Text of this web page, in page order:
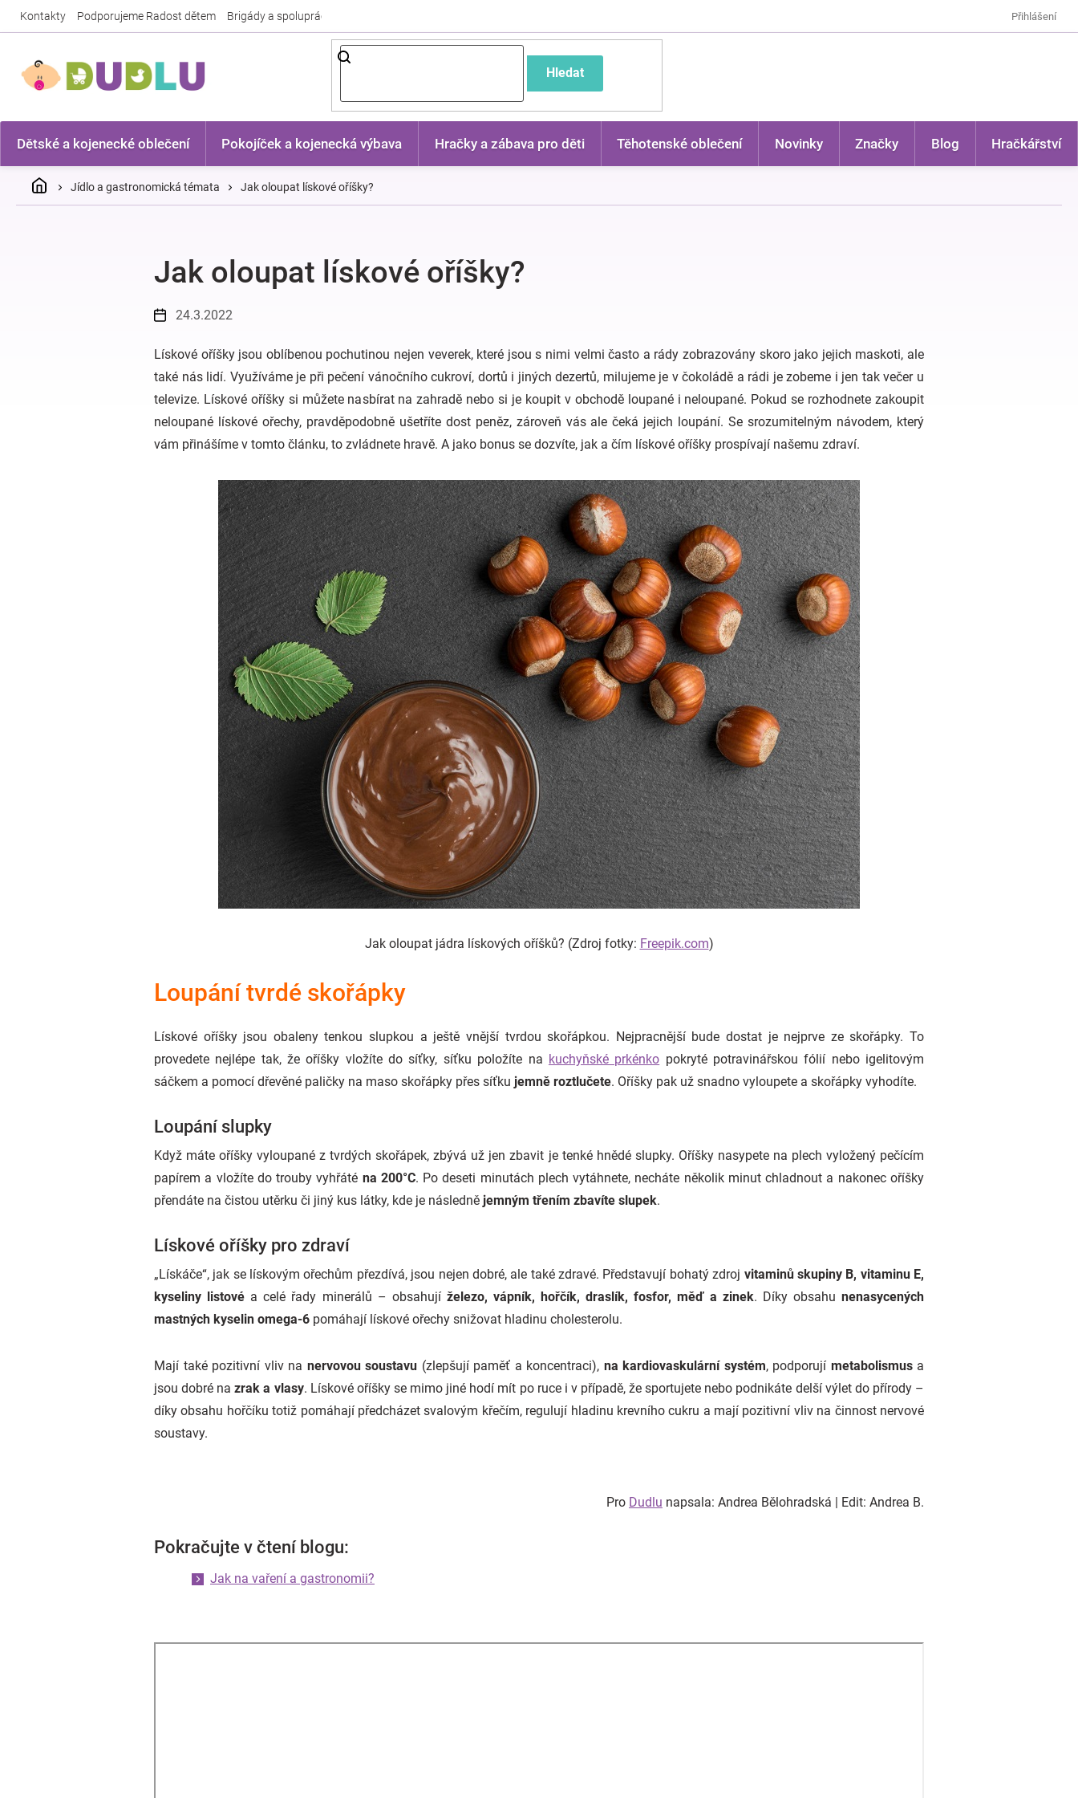
Kontakty Podporujeme Radost dětem Brigády a spolupráce Přihlášení
Hledat
Dětské a kojenecké oblečení Pokojíček a kojenecká výbava Hračky a zábava pro děti Těhotenské oblečení Novinky Značky Blog Hračkářství
DomůJídlo a gastronomická témata Jak oloupat lískové oříšky?
Jak oloupat lískové oříšky?
24.3.2022
Lískové oříšky jsou oblíbenou pochutinou nejen veverek, které jsou s nimi velmi často a rády zobrazovány skoro jako jejich maskoti, ale
také nás lidí. Využíváme je při pečení vánočního cukroví, dortů i jiných dezertů, milujeme je v čokoládě a rádi je zobeme i jen tak večer u
televize. Lískové oříšky si můžete nasbírat na zahradě nebo si je koupit v obchodě loupané i neloupané. Pokud se rozhodnete zakoupit
neloupané lískové ořechy, pravděpodobně ušetříte dost peněz, zároveň vás ale čeká jejich loupání. Se srozumitelným návodem, který
vám přinášíme v tomto článku, to zvládnete hravě. A jako bonus se dozvíte, jak a čím lískové oříšky prospívají našemu zdraví.
Jak oloupat jádra lískových oříšků? (Zdroj fotky: Freepik.com)
Loupání tvrdé skořápky
Lískové oříšky jsou obaleny tenkou slupkou a ještě vnější tvrdou skořápkou. Nejpracnější bude dostat je nejprve ze skořápky. To
provedete nejlépe tak, že oříšky vložíte do síťky, síťku položíte na kuchyňské prkénko pokryté potravinářskou fólií nebo igelitovým
sáčkem a pomocí dřevěné paličky na maso skořápky přes síťku jemně roztlučete. Oříšky pak už snadno vyloupete a skořápky vyhodíte.
Loupání slupky
Když máte oříšky vyloupané z tvrdých skořápek, zbývá už jen zbavit je tenké hnědé slupky. Oříšky nasypete na plech vyložený pečícím
papírem a vložíte do trouby vyhřáté na 200°C. Po deseti minutách plech vytáhnete, necháte několik minut chladnout a nakonec oříšky
přendáte na čistou utěrku či jiný kus látky, kde je následně jemným třením zbavíte slupek.
Lískové oříšky pro zdraví
„Lískáče“, jak se lískovým ořechům přezdívá, jsou nejen dobré, ale také zdravé. Představují bohatý zdroj vitaminů skupiny B, vitaminu E,
kyseliny listové a celé řady minerálů – obsahují železo, vápník, hořčík, draslík, fosfor, měď a zinek. Díky obsahunenasycených
mastných kyselin omega-6 pomáhají lískové ořechy snižovat hladinu cholesterolu.
Mají také pozitivní vliv na nervovou soustavu (zlepšují paměť a koncentraci), na kardiovaskulární systém, podporují metabolismusa
jsou dobré nazrak a vlasy. Lískové oříšky se mimo jiné hodí mít po ruce i v případě, že sportujete nebo podnikáte delší výlet do přírody –
díky obsahu hořčíku totiž pomáhají předcházet svalovým křečím, regulují hladinu krevního cukru a mají pozitivní vliv na činnost nervové
soustavy.
Pro Dudlu napsala: Andrea Bělohradská | Edit: Andrea B.
Pokračujte v čtení blogu:
Jak na vaření a gastronomii?